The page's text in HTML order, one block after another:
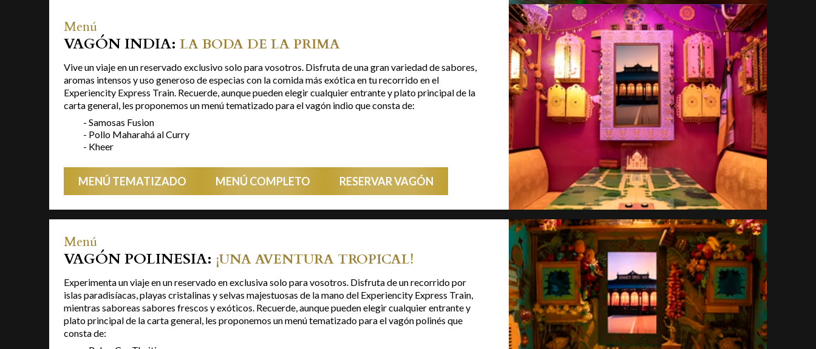
Menú
VAGÓN INDIA: LA BODA DE LA PRIMA
Vive un viaje en un reservado exclusivo solo para vosotros. Disfruta de una gran variedad de sabores,
aromas intensos y uso generoso de especias con la comida más exótica en tu recorrido en el
Experiencity Express Train. Recuerde, aunque pueden elegir cualquier entrante y plato principal de la
carta general, les proponemos un menú tematizado para el vagón indio que consta de:
- Samosas Fusion
- Pollo Maharahá al Curry
- Kheer
MENÚ TEMATIZADO MENÚ COMPLETO RESERVAR VAGÓN
Menú
VAGÓN POLINESIA: ¡UNA AVENTURA TROPICAL!
Experimenta un viaje en un reservado en exclusiva solo para vosotros. Disfruta de un recorrido por
islas paradisíacas, playas cristalinas y selvas majestuosas de la mano del Experiencity Express Train,
mientras saboreas sabores frescos y exóticos. Recuerde, aunque pueden elegir cualquier entrante y
plato principal de la carta general, les proponemos un menú tematizado para el vagón polinés que
consta de: